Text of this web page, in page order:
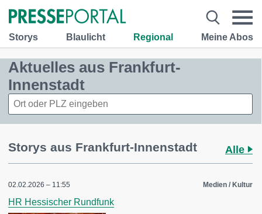
Storys Blaulicht Regional Meine Abos
Aktuelles aus Frankfurt-
Innenstadt
Storys aus Frankfurt-Innenstadt Alle
02.02.2026 – 11:55 Medien / Kultur
HR Hessischer Rundfunk